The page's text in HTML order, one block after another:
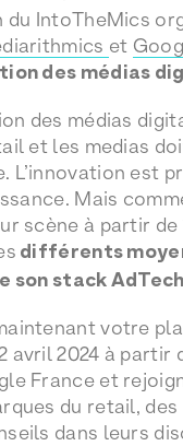
du IntoTheMics
et
des médias
des médias
et les medias
L’innovation est
Mais
scène à partir de
différents
son stack
votre
avril 2024 à partir
France et
du retail, des
dans leurs